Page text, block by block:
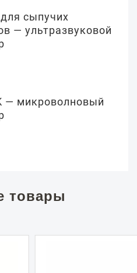
для сыпучих
— ультразвуковой
— микроволновый
товары